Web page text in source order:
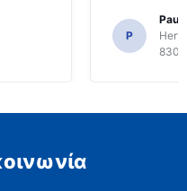
P
Paul
8300